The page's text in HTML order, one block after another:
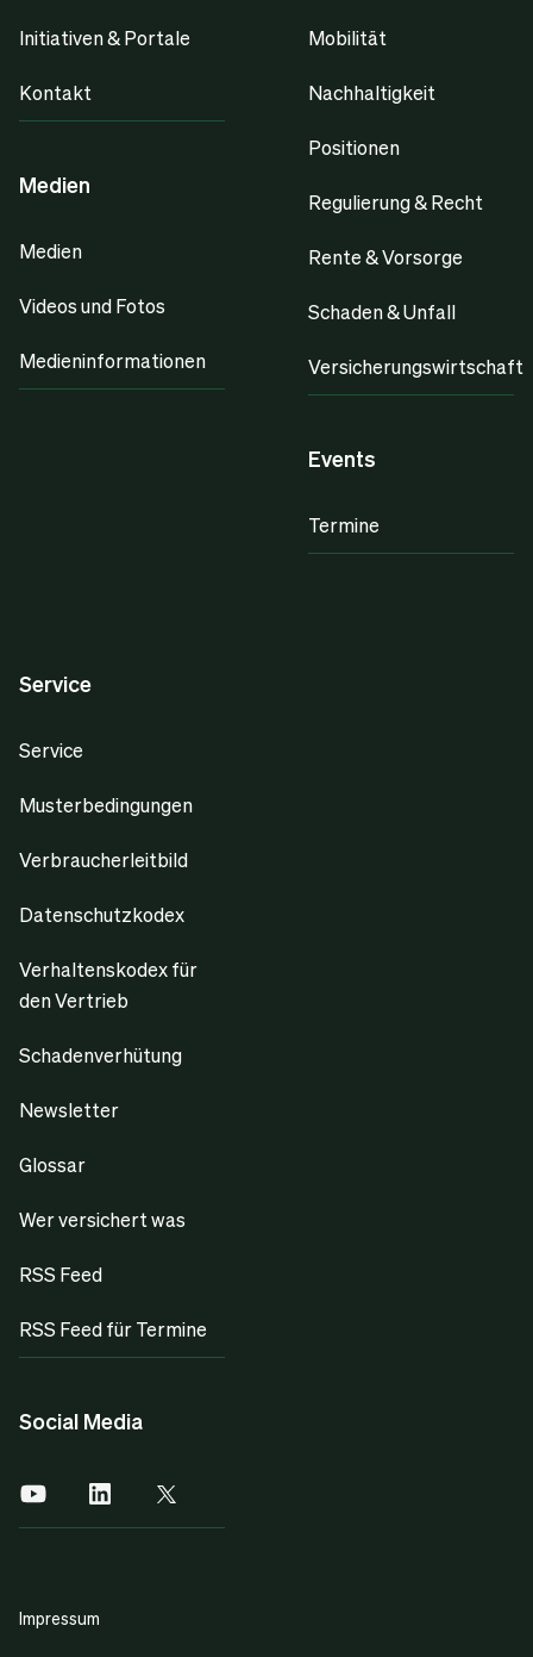
Initiativen & Portale
Kontakt
Medien
Medien
Videos und Fotos
Medieninformationen
Mobilität
Nachhaltigkeit
Positionen
Regulierung & Recht
Rente & Vorsorge
Schaden & Unfall
Versicherungswirtschaft
Events
Termine
Service
Service
Musterbedingungen
Verbraucherleitbild
Datenschutzkodex
Verhaltenskodex für
den Vertrieb
Schadenverhütung
Newsletter
Glossar
Wer versichert was
RSS Feed
RSS Feed für Termine
Social Media
Impressum